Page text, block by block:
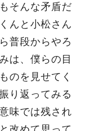
そんな矛盾だ
んと小松さん
普段からやろ
は、僕らの目
のを見せてく
り返ってみる
味では残され
改めて思って